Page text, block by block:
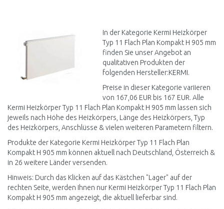
In der Kategorie Kermi Heizkörper
Typ 11 Flach Plan Kompakt H 905 mm
finden Sie unser Angebot an
qualitativen Produkten der
folgenden Hersteller:KERMI.
Preise in dieser Kategorie variieren
von 167,06 EUR bis 167 EUR. Alle
Kermi Heizkörper Typ 11 Flach Plan Kompakt H 905 mm lassen sich
jeweils nach Höhe des Heizkörpers, Länge des Heizkörpers, Typ
des Heizkörpers, Anschlüsse & vielen weiteren Parametern filtern.
Produkte der Kategorie Kermi Heizkörper Typ 11 Flach Plan
Kompakt H 905 mm können aktuell nach Deutschland, Österreich &
in 26 weitere Länder versenden.
Hinweis: Durch das Klicken auf das Kästchen "Lager" auf der
rechten Seite, werden Ihnen nur Kermi Heizkörper Typ 11 Flach Plan
Kompakt H 905 mm angezeigt, die aktuell lieferbar sind.